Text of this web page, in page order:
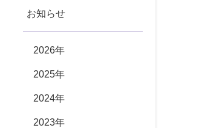
お知らせ
2026年
2025年
2024年
2023年